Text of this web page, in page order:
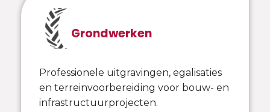
Grondwerken
Professionele uitgravingen, egalisaties
en terreinvoorbereiding voor bouw- en
infrastructuurprojecten.